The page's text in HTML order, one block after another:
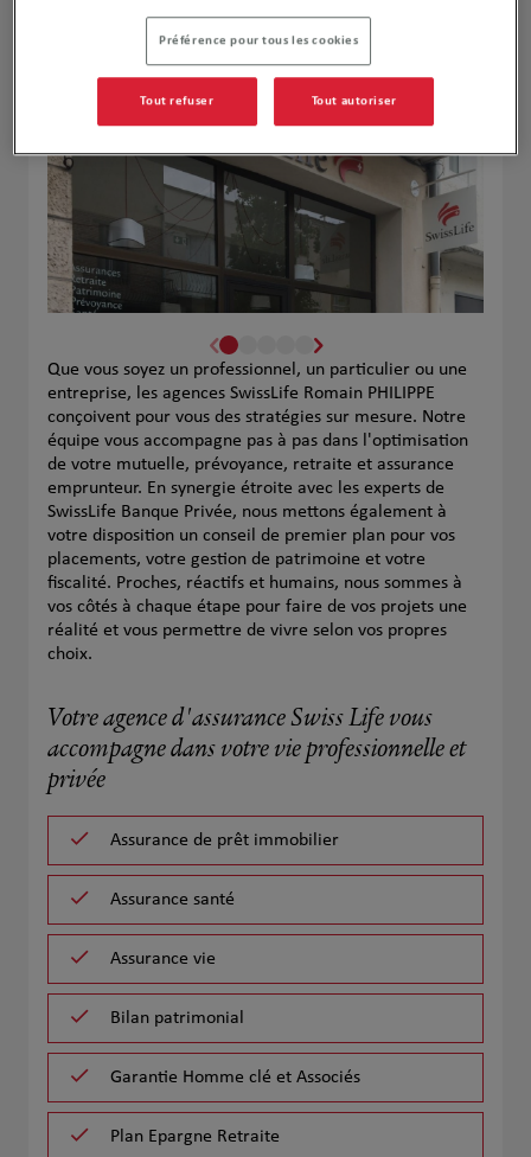
Leaflet
Que vous soyez un professionnel, un particulier ou une
entreprise, les agences SwissLife Romain PHILIPPE
conçoivent pour vous des stratégies sur mesure. Notre
équipe vous accompagne pas à pas dans l'optimisation
de votre mutuelle, prévoyance, retraite et assurance
emprunteur. En synergie étroite avec les experts de
SwissLife Banque Privée, nous mettons également à
votre disposition un conseil de premier plan pour vos
placements, votre gestion de patrimoine et votre
fiscalité. Proches, réactifs et humains, nous sommes à
vos côtés à chaque étape pour faire de vos projets une
réalité et vous permettre de vivre selon vos propres
choix.
Votre agence d'assurance Swiss Life vous
accompagne dans votre vie professionnelle et
privée
Assurance de prêt immobilier
Assurance santé
Assurance vie
Bilan patrimonial
Garantie Homme clé et Associés
Plan Epargne Retraite
Préférence pour tous les cookies
Tout refuser Tout autoriser